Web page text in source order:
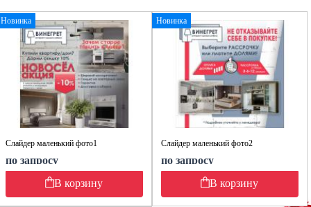
Новинка
Слайдер маленький фото1
по запросу
В корзину
Новинка
Слайдер маленький фото2
по запросу
В корзину